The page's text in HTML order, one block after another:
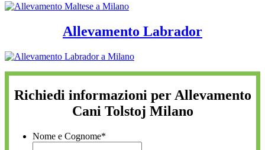
Allevamento Labrador
Richiedi informazioni per Allevamento
Cani Tolstoj Milano
Nome e Cognome*